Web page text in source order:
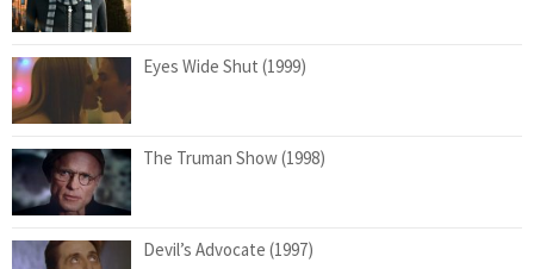
Eyes Wide Shut (1999)
The Truman Show (1998)
Devil’s Advocate (1997)